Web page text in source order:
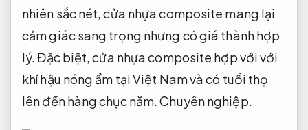
nhiên sắc nét, cửa nhựa composite mang lại
cảm giác sang trọng nhưng có giá thành hợp
lý. Đặc biệt, cửa nhựa composite hợp với với
khí hậu nóng ẩm tại Việt Nam và có tuổi thọ
lên đến hàng chục năm.Chuyên nghiệp.